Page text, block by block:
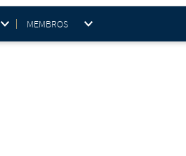
MEMBROS